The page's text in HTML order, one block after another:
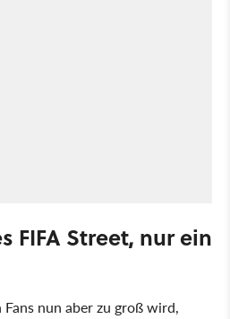
FIFA Street, nur ein
nun aber zu groß wird,